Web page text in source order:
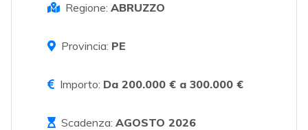
Regione: ABRUZZO
Provincia: PE
Importo: Da 200.000 € a 300.000 €
Scadenza: AGOSTO 2026